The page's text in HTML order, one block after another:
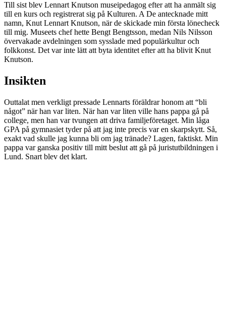
Till sist blev Lennart Knutson museipedagog efter att ha anmält sig
till en kurs och registrerat sig på Kulturen. A De antecknade mitt
namn, Knut Lennart Knutson, när de skickade min första lönecheck
till mig. Museets chef hette Bengt Bengtsson, medan Nils Nilsson
övervakade avdelningen som sysslade med populärkultur och
folkkonst. Det var inte lätt att byta identitet efter att ha blivit Knut
Knutson.
Insikten
Outtalat men verkligt pressade Lennarts föräldrar honom att “bli
något” när han var liten. När han var liten ville hans pappa gå på
college, men han var tvungen att driva familjeföretaget. Min låga
GPA på gymnasiet tyder på att jag inte precis var en skarpskytt. Så,
exakt vad skulle jag kunna bli om jag tränade? Lagen, faktiskt. Min
pappa var ganska positiv till mitt beslut att gå på juristutbildningen i
Lund. Snart blev det klart.